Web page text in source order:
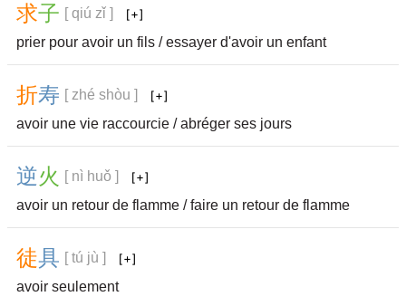
求子 [ qiú zǐ ]
prier pour avoir un fils / essayer d'avoir un enfant
折寿 [ zhé shòu ]
avoir une vie raccourcie / abréger ses jours
逆火 [ nì huǒ ]
avoir un retour de flamme / faire un retour de flamme
徒具 [ tú jù ]
avoir seulement